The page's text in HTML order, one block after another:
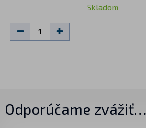
Skladom
Odporúčame zvážiť…